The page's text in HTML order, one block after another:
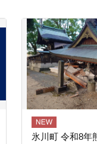
氷川町 令和8年